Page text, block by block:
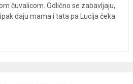
čuvalicom. Odlično se zabavljaju,
daju mama i tata pa Lucija čeka